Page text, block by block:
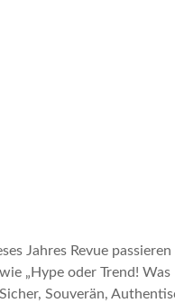
Jahres Revue passieren
„Hype oder Trend! Was
Souverän,